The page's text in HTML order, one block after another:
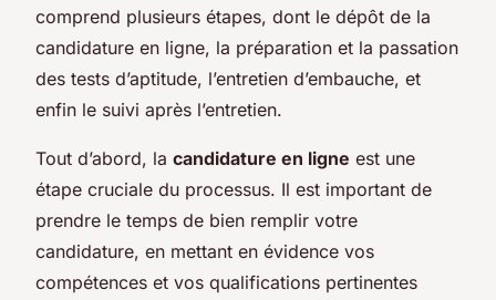
comprend plusieurs étapes, dont le dépôt de la
candidature en ligne, la préparation et la passation
des tests d’aptitude, l’entretien d’embauche, et
enfin le suivi après l’entretien.
Tout d’abord, la candidature en ligne est une
étape cruciale du processus. Il est important de
prendre le temps de bien remplir votre
candidature, en mettant en évidence vos
compétences et vos qualifications pertinentes